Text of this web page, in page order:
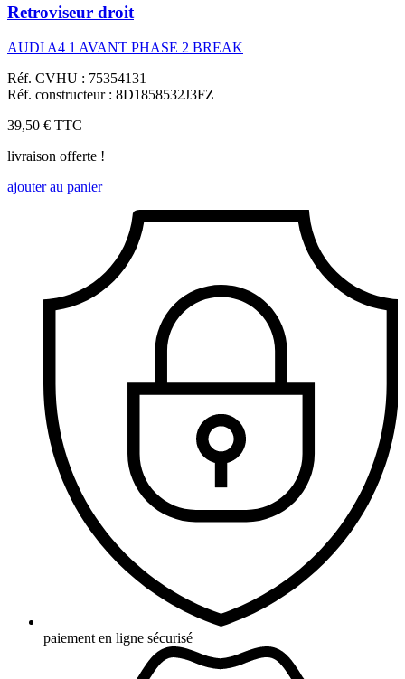
Retroviseur droit
AUDI A4 1 AVANT PHASE 2 BREAK
Réf. CVHU : 75354131
Réf. constructeur : 8D1858532J3FZ
39,50 € TTC
livraison offerte !
ajouter au panier
paiement en ligne sécurisé